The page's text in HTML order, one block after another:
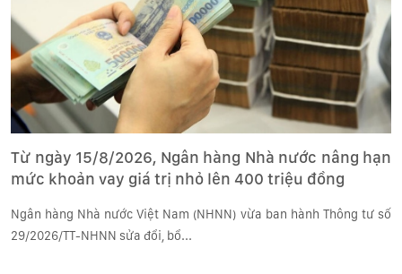
Từ ngày 15/8/2026, Ngân hàng Nhà nước nâng hạn
mức khoản vay giá trị nhỏ lên 400 triệu đồng
Ngân hàng Nhà nước Việt Nam (NHNN) vừa ban hành Thông tư số
29/2026/TT-NHNN sửa đổi, bổ...